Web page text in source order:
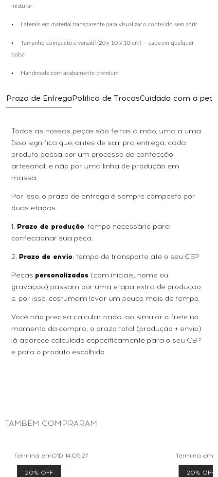
misturar
• Laterais em material transparente para visualizar o conteúdo sem abrir
• Tamanho compacto e versátil (20 x 10 x 10 cm) — cabe em qualquer
bolsa
• Handmade com acabamento premium
Prazo de EntregaPolitica de TrocasCuidado com a
Todas as nossas peças são feitas à mão, uma a uma.
Isso significa que, antes de sair pra entrega, cada
produto passa por um processo de confecção
artesanal, e não por uma linha de produção em
massa.
Por isso, o prazo de entrega é sempre composto por
duas etapas:
1. Prazo de produção, tempo necessário para
confeccionar sua peça;
2. Prazo de envio, tempo de transporte até o seu CEP
Peças personalizadas (com iniciais, nome ou
gravação) passam por uma etapa extra de produção
e, por isso, costumam levar um pouco mais de tempo.
Você não precisa calcular nada: ao simular o frete no
momento da compra, o prazo total (produção + envio)
já aparece calculado especificamente para o seu CEP
e para o produto escolhido.
TAMBÉM COMPRARAM
20% OFF
Termina em01D 14:05:27
20% OFF
Termina em